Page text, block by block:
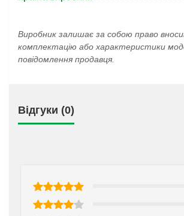
Виробник залишає за собою право
комплектацію або характеристики
повідомлення продавця.
Відгуки (0)